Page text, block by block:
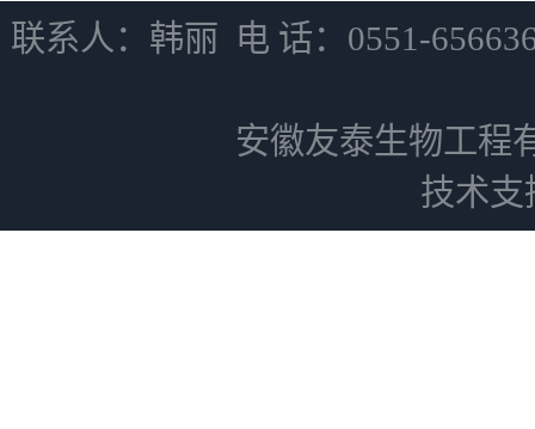
联系人：韩丽 电 话：0551-
安徽友泰生物工程
技术